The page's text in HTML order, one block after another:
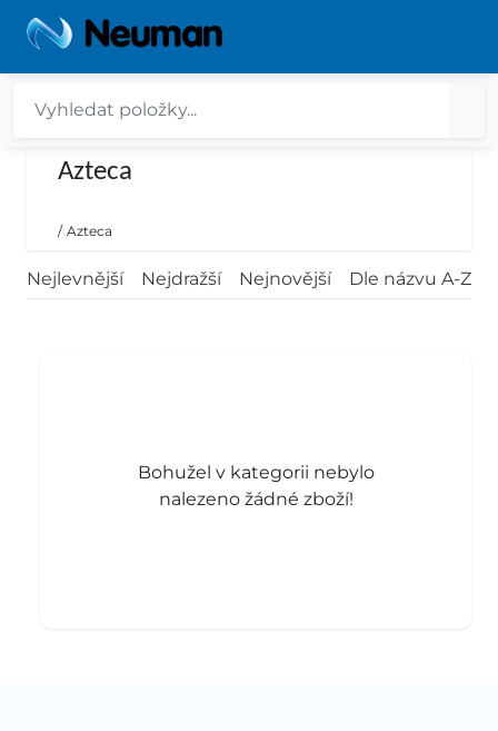
Azteca
/ Azteca
Nejlevnější Nejdražší Nejnovější Dle názvu A-Z
Bohužel v kategorii nebylo
nalezeno žádné zboží!